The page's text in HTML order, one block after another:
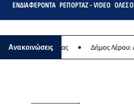
ΕΝΔΙΑΦΈΡΟΝΤΑ ΡΕΠΟΡΤΆΖ - VIDEO ΌΛΕΣ
Ανακοινώσεις
συναυλίας Δήμος Λέρου: